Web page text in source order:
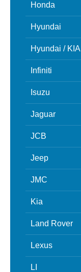
Honda
Hyundai
Hyundai / KIA
Infiniti
Isuzu
Jaguar
JCB
Jeep
JMC
Kia
Land Rover
Lexus
LI